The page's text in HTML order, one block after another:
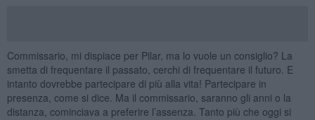
Commissario, mi dispiace per Pilar, ma lo vuole un consiglio? La
smetta di frequentare il passato, cerchi di frequentare il futuro. E
intanto dovrebbe partecipare di più alla vita! Partecipare in
presenza, come si dice. Ma il commissario, saranno gli anni o la
distanza, cominciava a preferire l’assenza. Tanto più che oggi si